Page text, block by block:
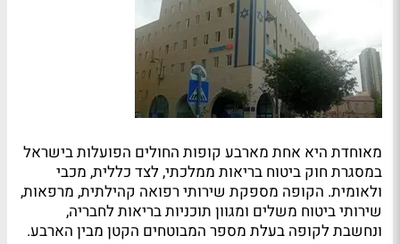
מאוחדת היא אחת מארבע קופות החולים הפועלות בישראל
במסגרת חוק ביטוח בריאות ממלכתי, לצד כללית, מכבי
ולאומית. הקופה מספקת שירותי רפואה קהילתית, מרפאות,
שירותי ביטוח משלים ומגוון תוכניות בריאות לחבריה,
ונחשבת לקופה בעלת מספר המבוטחים הקטן מבין הארבע.